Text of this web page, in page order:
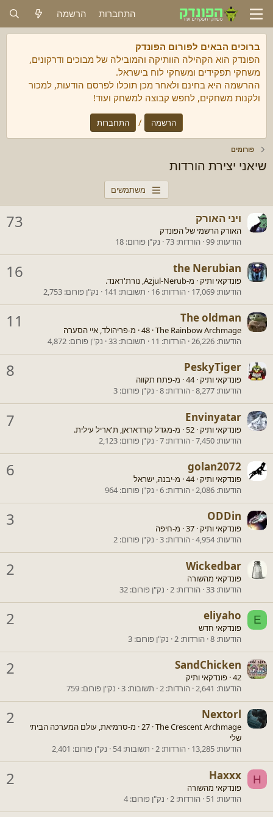
התחברות הרשמה
ברוכים הבאים לפורום הפונדק
הפונדק הוא הקהילה הוותיקה והמובילה של מבוכים ודרקונים,
משחקי תפקידים ומשחקי לוח בישראל.
ההרשמה היא בחינם ולאחר מכן תוכלו לפרסם הודעות, למכור
ולקנות משחקים, לחפש קבוצה למשחק ועוד!
הרשמה / התחברות
פורומים
שיאני יצירת הורדות
משתמשים
73 ויני האורק
האורק הרשמי של הפונדק
הודעות 99 הורדות 73 נק"ן פורום 18
16 the Nerubian
פונדקאי ותיק· מ-Azjul-Nerub, נורת'ראנד.
הודעות 17,069 הורדות 16 תשובות 141 נק"ן פורום 2,753
11 The oldman
The Rainbow Archmage
·
· מ-פריהולד, איי הסערה
הודעות 26,226 הורדות 11 תשובות 33 נק"ן פורום 4,872
8 PeskyTiger
פונדקאי ותיק·
44
· מ-פתח תקווה
הודעות 8,277 הורדות 8 נק"ן פורום 3
7 Envinyatar
פונדקאי ותיק·
· מ-מגדל קורדאראן, ת'אריל עילית.
הודעות 7,450 הורדות 7 נק"ן פורום 2,123
6 golan2072
פונדקאי ותיק·
44
· מ-יבנה, ישראל
הודעות 2,086 הורדות 6 נק"ן פורום 964
3 ODDin
פונדקאי ותיק·
· מ-חיפה
הודעות 4,954 הורדות 3 נק"ן פורום 2
2 Wickedbar
פונדקאי מהשורה
הודעות 33 הורדות 2 נק"ן פורום 32
E
2 eliyaho
פונדקאי חדש
הודעות 8 הורדות 2 נק"ן פורום 3
2 SandChicken
פונדקאי ותיק ·42
הודעות 2,641 הורדות 2 תשובות 3 נק"ן פורום 759
2 Nextorl
The Crescent Archmage
·
· מ-סרמיאת, עולם המערכה הביתי
שלי
הודעות 13,285 הורדות 2 תשובות 54 נק"ן פורום 2,401
H
2 Haxxx
פונדקאי מהשורה
הודעות 51 הורדות 2 נק"ן פורום 4